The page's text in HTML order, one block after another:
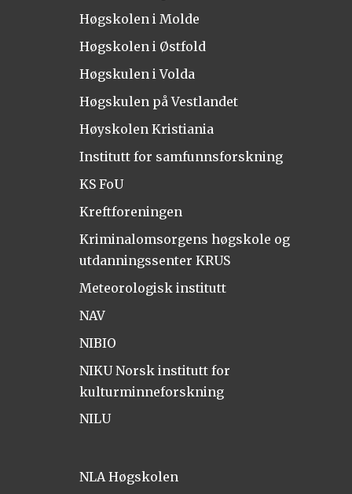
Høgskolen i Molde
Høgskolen i Østfold
Høgskulen i Volda
Høgskulen på Vestlandet
Høyskolen Kristiania
Institutt for samfunnsforskning
KS FoU
Kreftforeningen
Kriminalomsorgens høgskole og
utdanningssenter KRUS
Meteorologisk institutt
NAV
NIBIO
NIKU Norsk institutt for
kulturminneforskning
NILU
NLA Høgskolen